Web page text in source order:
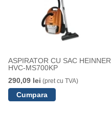
ASPIRATOR CU SAC HEINNER
HVC-MS700KP
290,09 lei (pret cu TVA)